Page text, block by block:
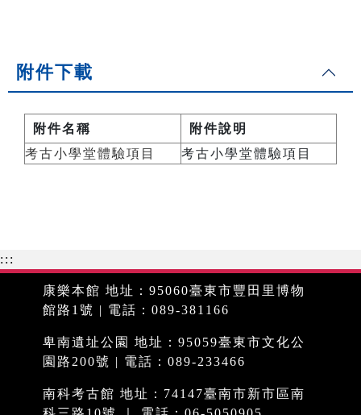
附件下載
附件名稱
附件說明
考古小學堂體驗項目
考古小學堂體驗項目
:::
康樂本館 地址：95060臺東市豐田里博物
館路1號 | 電話：089-381166
卑南遺址公園 地址：95059臺東市文化公
園路200號 | 電話：089-233466
南科考古館 地址：74147臺南市新市區南